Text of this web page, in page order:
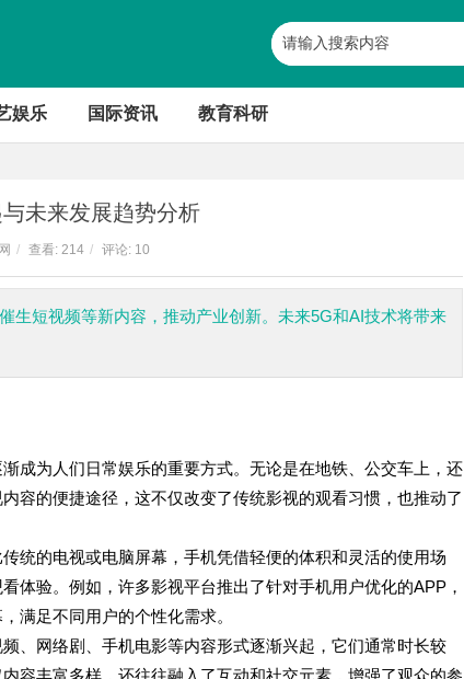
娱乐 国际资讯 教育科研
未来发展趋势分析
/ 查看: 214 / 评论: 10
生短视频等新内容，推动产业创新。未来5G和AI技术将带来
成为人们日常娱乐的重要方式。无论是在地铁、公交车上，还
容的便捷途径，这不仅改变了传统影视的观看习惯，也推动了
统的电视或电脑屏幕，手机凭借轻便的体积和灵活的使用场
体验。例如，许多影视平台推出了针对手机用户优化的APP，
满足不同用户的个性化需求。
、网络剧、手机电影等内容形式逐渐兴起，它们通常时长较
容丰富多样，还往往融入了互动和社交元素，增强了观众的参